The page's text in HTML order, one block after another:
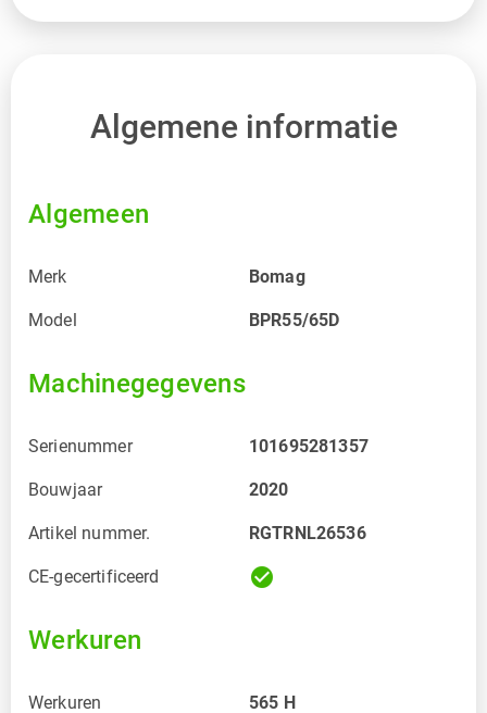
Algemene informatie
Algemeen
Merk Bomag
Model BPR55/65D
Machinegegevens
Serienummer 101695281357
Bouwjaar 2020
Artikel nummer. RGTRNL26536
CE-gecertificeerd check_circle
Werkuren
Werkuren 565 H